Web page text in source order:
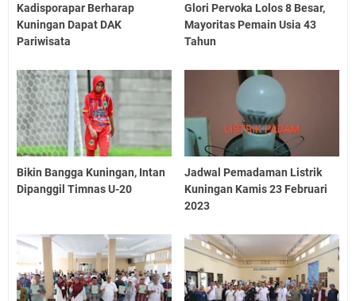
Kadisporapar Berharap
Kuningan Dapat DAK
Pariwisata
Glori Pervoka Lolos 8 Besar,
Mayoritas Pemain Usia 43
Tahun
Bikin Bangga Kuningan, Intan
Dipanggil Timnas U-20
Jadwal Pemadaman Listrik
Kuningan Kamis 23 Februari
2023